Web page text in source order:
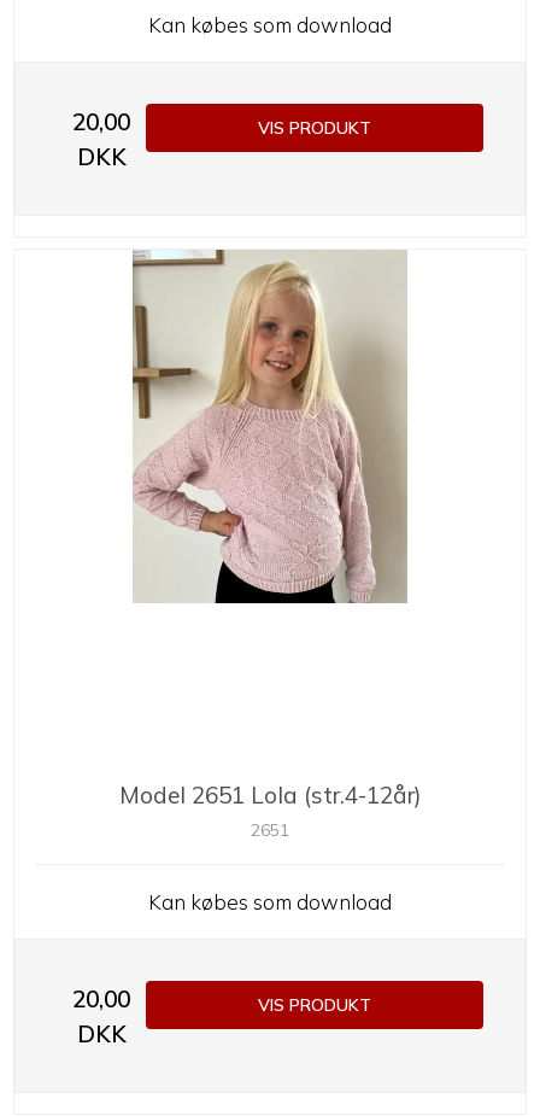
Kan købes som download
20,00
DKK
VIS PRODUKT
Model 2651 Lola (str.4-12år)
2651
Kan købes som download
20,00
DKK
VIS PRODUKT